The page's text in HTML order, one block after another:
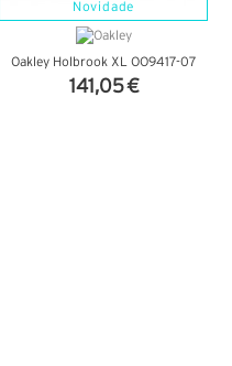
Novidade
Oakley Holbrook XL OO9417-07
141,05 €